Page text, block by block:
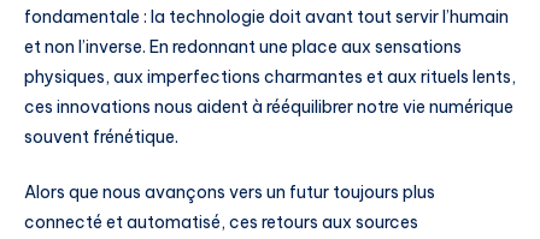
fondamentale : la technologie doit avant tout servir l’humain
et non l’inverse. En redonnant une place aux sensations
physiques, aux imperfections charmantes et aux rituels lents,
ces innovations nous aident à rééquilibrer notre vie numérique
souvent frénétique.
Alors que nous avançons vers un futur toujours plus
connecté et automatisé, ces retours aux sources